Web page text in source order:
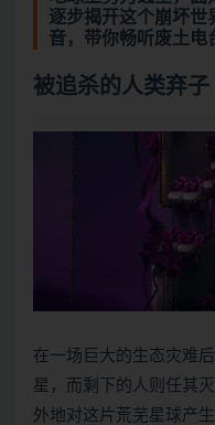
逐步揭开这个崩坏世
音，带你畅听废土电
被追杀的人类弃子
在一场巨大的生态灾难
星，而剩下的人则任其
外地对这片荒芜星球产